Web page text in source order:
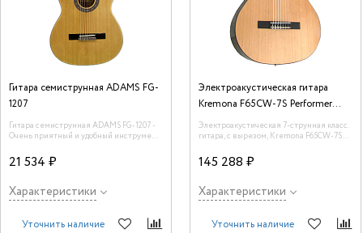
Гитара семиструнная ADAMS FG-
1207
Гитара семиструнная ADAMS FG-1207 -
Очень приятный и удобный инструмент,
струны, глубокий тембр, никого не
оставит равнодушным.
21 534 ₽
Характеристики
Уточнить наличие
Электроакустическая гитара
Kremona F65CW-7S Performer
Series Fiesta
Электроакустическая 7-струнная класс.
гитара, с вырезом, Kremona F65CW-7S
145 288 ₽
Характеристики
Уточнить наличие